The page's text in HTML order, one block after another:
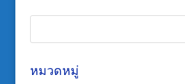
หมวดหมู่